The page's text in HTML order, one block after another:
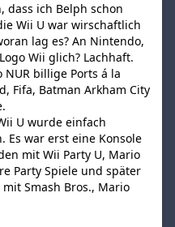
dass ich Belph schon
Wii U war wirschaftlich
lag es? An Nintendo,
Wii glich? Lachhaft.
NUR billige Ports á la
Fifa, Batman Arkham City
U wurde einfach
Es war erst eine Konsole
mit Wii Party U, Mario
Party Spiele und später
Smash Bros., Mario